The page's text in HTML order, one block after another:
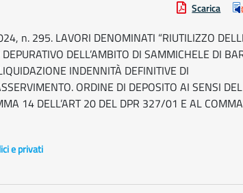
Scarica
n. 295. LAVORI DENOMINATI “RIUTILIZZO
DELL’AMBITO DI SAMMICHELE DI
INDENNITÀ DEFINITIVE DI
ORDINE DI DEPOSITO AI SENSI DEL
14 DELL’ART 20 DEL DPR 327/01 E AL
e privati